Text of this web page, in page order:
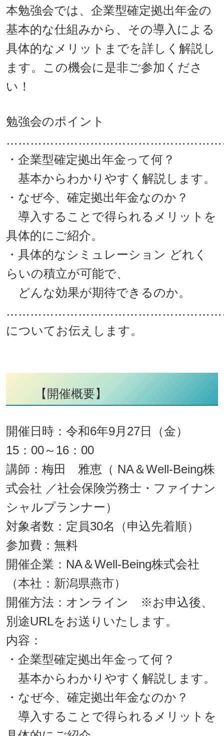
本勉強会では、企業型確定拠出年金の
基本的な仕組みから、その導入による
具体的なメリットまでを詳しく解説し
ます。この機会に是非ご参加くださ
い！
勉強会のポイント
・企業型確定拠出年金って何？
基本からわかりやすく解説します。
・なぜ今、確定拠出年金なのか？
導入することで得られるメリットを
具体的にご紹介。
・具体的なシミュレーション どれく
らいの積立が可能で、
どんな効果が期待できるのか。
についてお伝えします。
【開催概要】
開催日時：令和6年9月27日（金）
15：00～16：00
講師：梅田 雅恵（ NA＆Well-Being株
式会社 ／社会保険労務士・ファイナン
シャルプランナー）
対象者数：定員30名（申込先着順）
参加費：無料
開催企業：NA＆Well-Being株式会社
（本社：新潟県燕市）
開催方法：オンライン
※お申込後、
別途URLをお送りいたします。
内容：
・企業型確定拠出年金って何？
基本からわかりやすく解説します。
・なぜ今、確定拠出年金なのか？
導入することで得られるメリットを